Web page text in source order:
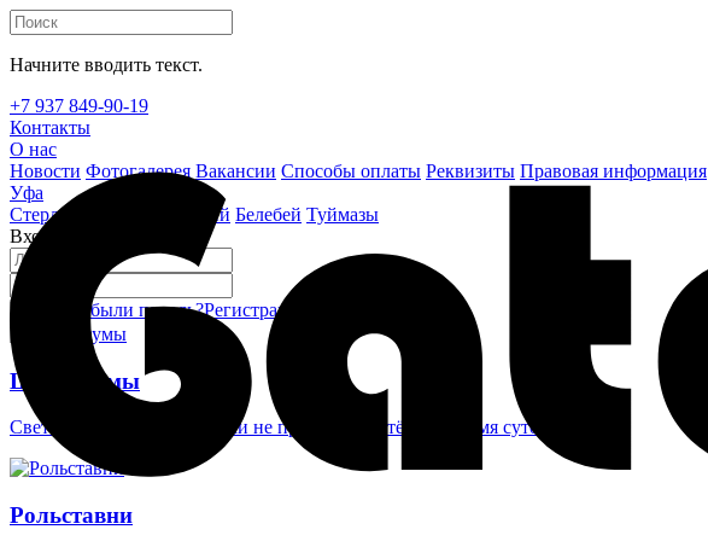
Начните вводить текст.
+7 937 849-90-19
Контакты
О нас
Новости Фотогалерея Вакансии Способы оплаты Реквизиты Правовая информация
Уфа
Стерлитамак
Октябрьский Белебей Туймазы
Вход на сайт
Забыли пароль?Регистрация
Шлагбаумы
Светоотражающие наклейки не проглядеть в тёмное время суток
Рольставни